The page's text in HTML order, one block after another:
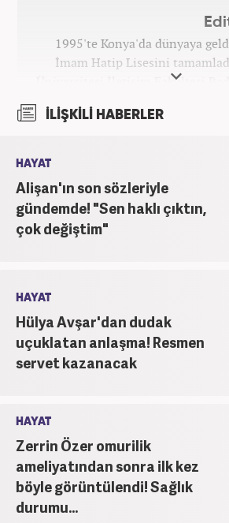
1995'te Konya'da dünyaya
İmam Hatip Lisesini
Üniversitesi İletişim Fakültesi
Ardından Fırat
yüksek lisans yaptı.
yıllarda edebiyat dergilerinde
yazarlığı yaptı. Yine aynı
kanalında program
kariyerine ilk adımını attı.
internet gazeteciliği
haber7.com'da mesleki hayatına
İLİŞKİLİ HABERLER
HAYAT
Alişan'ın son sözleriyle
gündemde! "Sen haklı çıktın,
çok değiştim"
HAYAT
Hülya Avşar'dan dudak
uçuklatan anlaşma! Resmen
servet kazanacak
HAYAT
Zerrin Özer omurilik
ameliyatından sonra ilk kez
böyle görüntülendi! Sağlık
durumu...